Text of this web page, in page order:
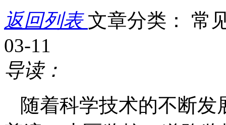
返回列表文章分类： 常
03-11
导读：
随着科学技术的不断